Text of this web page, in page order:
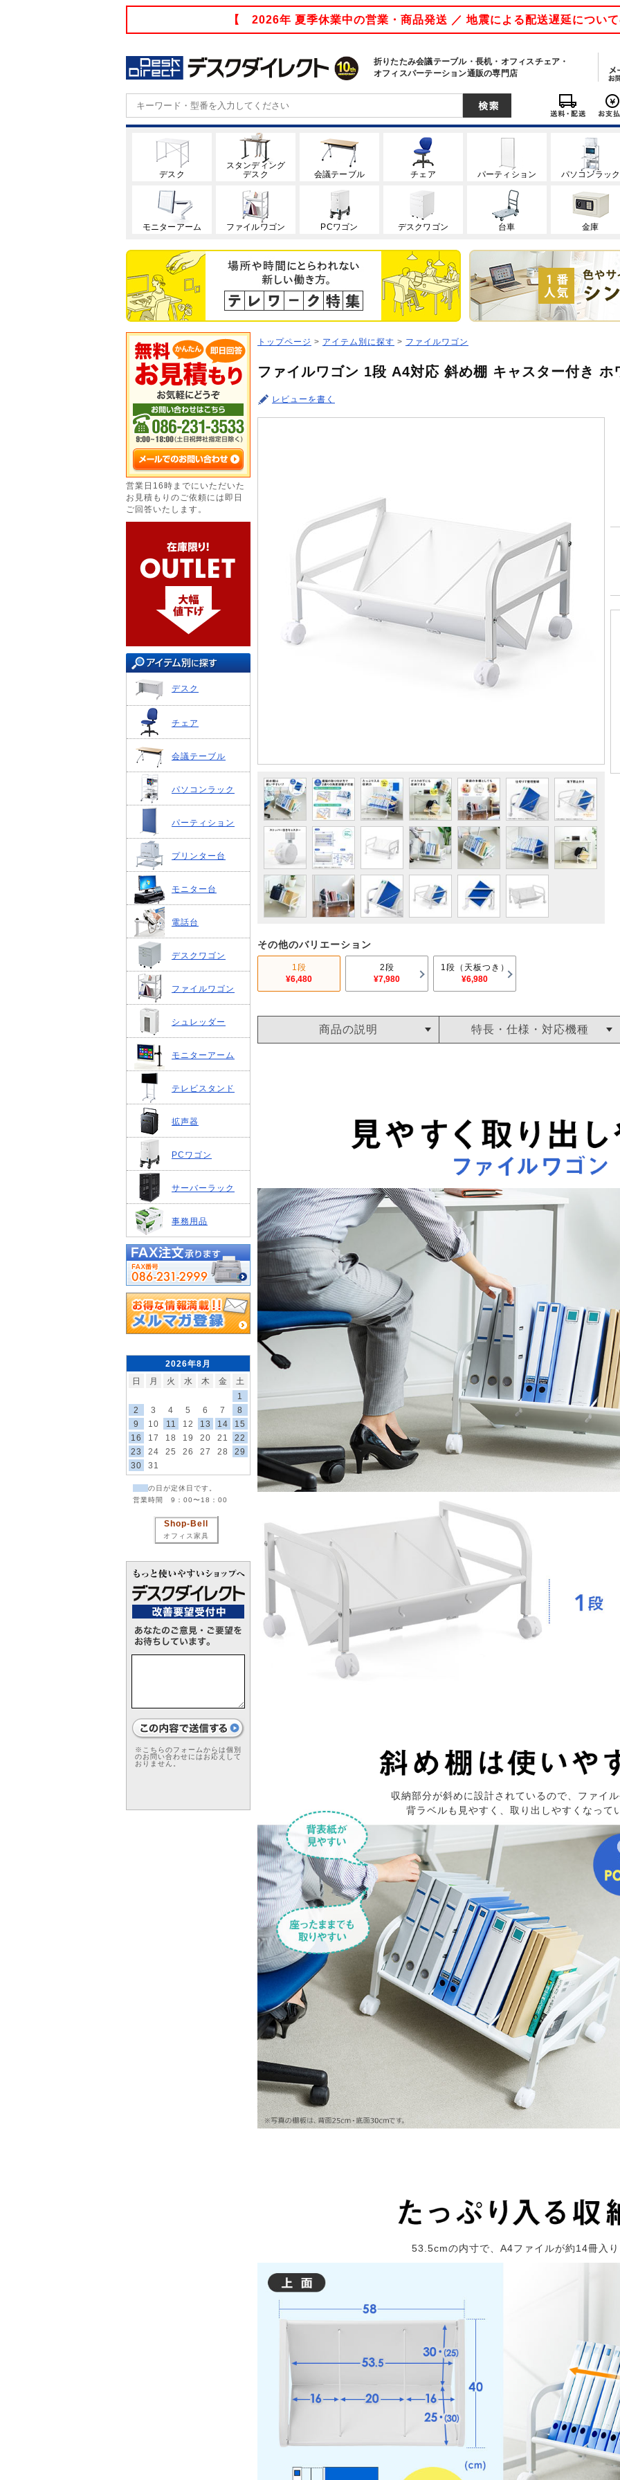
【 2026年 夏季休業中の営業・商品発送 ／ 地震による配送遅延につい
折りたたみ会議テーブル・長机・オフィスチェア・
オフィスパーテーション通販の専門店
デスク
スタンディング
デスク
会議テーブル チェア パーティション パソコンラック
モニターアーム ファイルワゴン PCワゴン デスクワゴン 台車 金庫
営業日16時までにいただいた
お見積もりのご依頼には即日
ご回答いたします。
デスク
チェア
会議テーブル
パソコンラック
パーティション
プリンター台
モニター台
電話台
デスクワゴン
ファイルワゴン
シュレッダー
モニターアーム
テレビスタンド
拡声器
PCワゴン
サーバーラック
事務用品
2026年8月
日
月 火 水 木 金
土
1
2
3 4 5 6 7
8
9
10 11 12 13 14
15
16
17 18 19 20 21
22
23
24 25 26 27 28
29
30
31
の日が定休日です。
営業時間 9：00〜18：00
Shop-Bell
オフィス家具
※こちらのフォームからは個別
のお問い合わせにはお応えして
おりません。
トップページ > アイテム別に探す > ファイルワゴン
ファイルワゴン 1段 A4対応 斜め棚 キャスター付き ホ
レビューを書く
その他のバリエーション
1段
¥6,480
2段
¥7,980
1段（天板つき）
¥6,980
商品の説明 特長・仕様・対応機種
収納部分が斜めに設計されているので、ファイ
背ラベルも見やすく、取り出しやすくなって
53.5cmの内寸で、A4ファイルが約14冊入